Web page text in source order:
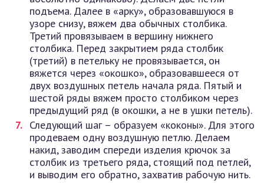
подъема. Далее в «арку», образовавшуюся в
узоре снизу, вяжем два обычных столбика.
Третий провязываем в вершину нижнего
столбика. Перед закрытием ряда столбик
(третий) в петельку не провязывается, он
вяжется через «окошко», образовавшееся от
двух воздушных петель начала ряда. Пятый и
шестой ряды вяжем просто столбиком через
предыдущий ряд (в окошки, а не в ушки петель).
Следующий шаг – образуем «коконы». Для этого
продеваем одну воздушную петлю. Делаем
накид, заводим спереди изделия крючок за
столбик из третьего ряда, стоящий под петлей,
и выводим его обратно, захватив рабочую нить.